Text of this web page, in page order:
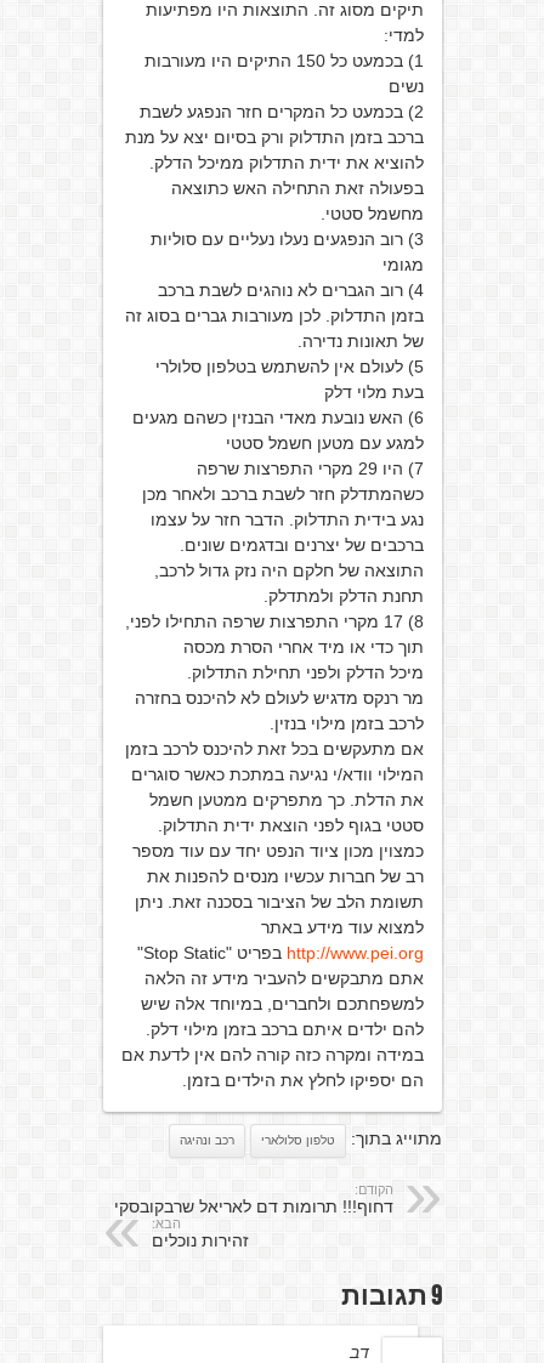
תיקים מסוג זה. התוצאות היו מפתיעות
למדי:
1) בכמעט כל 150 התיקים היו מעורבות
נשים
2) בכמעט כל המקרים חזר הנפגע לשבת
ברכב בזמן התדלוק ורק בסיום יצא על מנת
להוציא את ידית התדלוק ממיכל הדלק.
בפעולה זאת התחילה האש כתוצאה
מחשמל סטטי.
3) רוב הנפגעים נעלו נעליים עם סוליות
מגומי
4) רוב הגברים לא נוהגים לשבת ברכב
בזמן התדלוק. לכן מעורבות גברים בסוג זה
של תאונות נדירה.
5) לעולם אין להשתמש בטלפון סלולרי
בעת מלוי דלק
6) האש נובעת מאדי הבנזין כשהם מגעים
למגע עם מטען חשמל סטטי
7) היו 29 מקרי התפרצות שרפה
כשהמתדלק חזר לשבת ברכב ולאחר מכן
נגע בידית התדלוק. הדבר חזר על עצמו
ברכבים של יצרנים ובדגמים שונים.
התוצאה של חלקם היה נזק גדול לרכב,
תחנת הדלק ולמתדלק.
8) 17 מקרי התפרצות שרפה התחילו לפני,
תוך כדי או מיד אחרי הסרת מכסה
מיכל הדלק ולפני תחילת התדלוק.
מר רנקס מדגיש לעולם לא להיכנס בחזרה
לרכב בזמן מילוי בנזין.
אם מתעקשים בכל זאת להיכנס לרכב בזמן
המילוי וודא/י נגיעה במתכת כאשר סוגרים
את הדלת. כך מתפרקים ממטען חשמל
סטטי בגוף לפני הוצאת ידית התדלוק.
כמצוין מכון ציוד הנפט יחד עם עוד מספר
רב של חברות עכשיו מנסים להפנות את
תשומת הלב של הציבור בסכנה זאת. ניתן
למצוא עוד מידע באתר
http://www.pei.org בפריט "Stop Static"
אתם מתבקשים להעביר מידע זה הלאה
למשפחתכם ולחברים, במיוחד אלה שיש
להם ילדים איתם ברכב בזמן מילוי דלק.
במידה ומקרה כזה קורה להם אין לדעת אם
הם יספיקו לחלץ את הילדים בזמן.
מתוייג בתוך: טלפון סלולארי רכב ונהיגה
הקודם:
דחוף!!! תרומות דם לאריאל שרבקובסקי
הבא:
זהירות נוכלים
9 תגובות
דב